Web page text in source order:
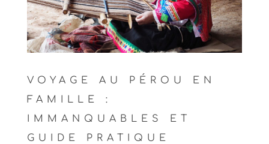
VOYAGE AU PÉROU EN
FAMILLE :
IMMANQUABLES ET
GUIDE PRATIQUE